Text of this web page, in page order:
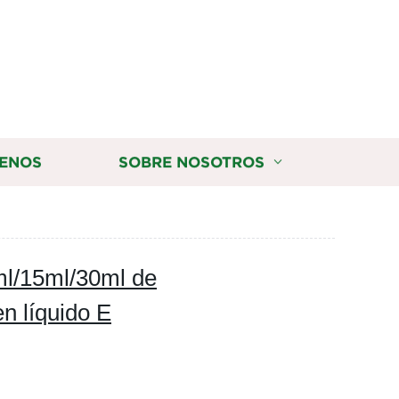
SOBRE NOSOTROS
15ml/30ml de
líquido E